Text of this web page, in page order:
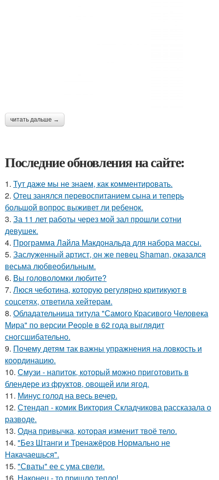
читать дальше →
Последние обновления на сайте:
1. Тут даже мы не знаем, как комментировать.
2. Отец занялся перевоспитанием сына и теперь
большой вопрос выживет ли ребенок.
3. За 11 лет работы через мой зал прошли сотни
девушек.
4. Программа Лайла Макдональда для набора массы.
5. Заслуженный артист, он же певец Shaman, оказался
весьма любвеобильным.
6. Вы головоломки любите?
7. Люся чеботина, которую регулярно критикуют в
соцсетях, ответила хейтерам.
8. Обладательница титула "Самого Красивого Человека
Мира" по версии People в 62 года выглядит
сногсшибательно.
9. Почему детям так важны упражнения на ловкость и
координацию.
10. Смузи - напиток, который можно приготовить в
блендере из фруктов, овощей или ягод.
11. Минус голод на весь вечер.
12. Стендап - комик Виктория Складчикова рассказала о
разводе.
13. Одна привычка, которая изменит твоё тело.
14. "Без Штанги и Тренажёров Нормально не
Накачаешься".
15. "Сваты" ее с ума свели.